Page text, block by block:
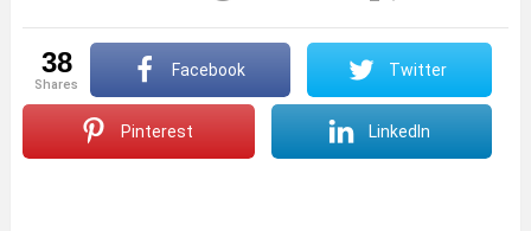
38
shares
Facebook Twitter
Pinterest LinkedIn